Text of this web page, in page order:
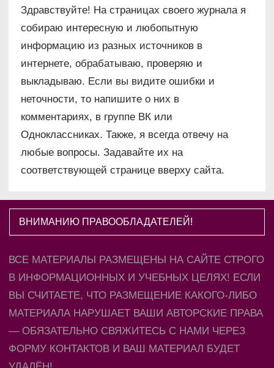
Здравствуйте! На страницах своего журнала я
собираю интересную и любопытную
информацию из разных источников в
интернете, обрабатываю, проверяю и
выкладываю. Если вы видите ошибки и
неточности, то напишите о них в
комментариях, в группе ВК или
Одноклассниках. Также, я всегда отвечу на
любые вопросы. Задавайте их на
соответствующей странице вверху сайта.
ВНИМАНИЮ ПРАВООБЛАДАТЕЛЕЙ!
ВСЕ МАТЕРИАЛЫ РАЗМЕЩЕНЫ НА САЙТЕ СТРОГО
В ИНФОРМАЦИОННЫХ И УЧЕБНЫХ ЦЕЛЯХ! ЕСЛИ
ВЫ СЧИТАЕТЕ, ЧТО РАЗМЕЩЕНИЕ КАКОГО-ЛИБО
МАТЕРИАЛА НАРУШАЕТ ВАШИ АВТОРСКИЕ ПРАВА
— ОБЯЗАТЕЛЬНО СВЯЖИТЕСЬ С НАМИ ЧЕРЕЗ
ФОРМУ КОНТАКТОВ И ВАШ МАТЕРИАЛ БУДЕТ